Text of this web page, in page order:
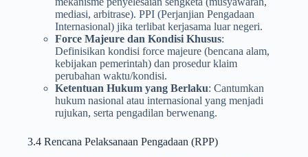
mediasi, arbitrase). PPI (Perjanjian Pengadaan
Internasional) jika terlibat kerjasama luar negeri.
Force Majeure dan Kondisi Khusus:
Definisikan kondisi force majeure (bencana alam,
kebijakan pemerintah) dan prosedur klaim
perubahan waktu/kondisi.
Ketentuan Hukum yang Berlaku: Cantumkan
hukum nasional atau internasional yang menjadi
rujukan, serta pengadilan berwenang.
3.4 Rencana Pelaksanaan Pengadaan (RPP)